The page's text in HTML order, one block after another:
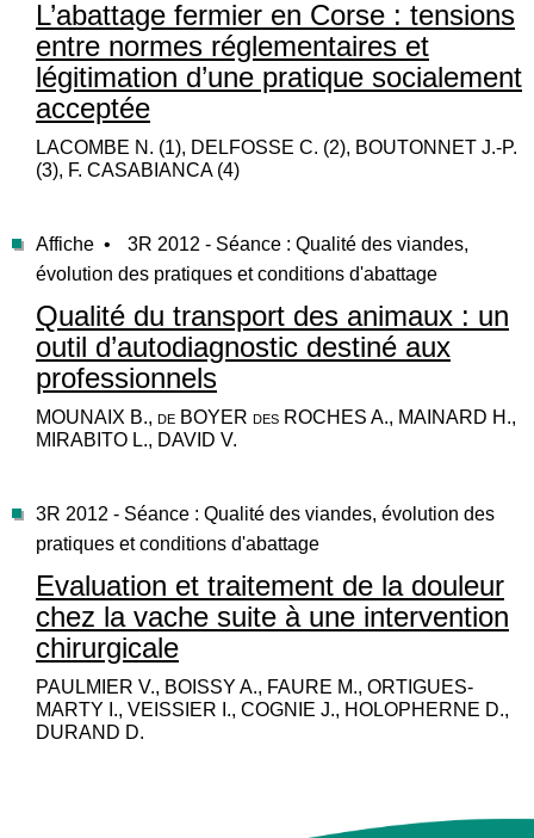
L’abattage fermier en Corse : tensions
entre normes réglementaires et
légitimation d’une pratique socialement
acceptée
LACOMBE N. (1), DELFOSSE C. (2), BOUTONNET J.-P.
(3), F. CASABIANCA (4)
Affiche •
3R 2012 - Séance : Qualité des viandes,
évolution des pratiques et conditions d'abattage
Qualité du transport des animaux : un
outil d’autodiagnostic destiné aux
professionnels
MOUNAIX B., de BOYER des ROCHES A., MAINARD H.,
MIRABITO L., DAVID V.
3R 2012 - Séance : Qualité des viandes, évolution des
pratiques et conditions d'abattage
Evaluation et traitement de la douleur
chez la vache suite à une intervention
chirurgicale
PAULMIER V., BOISSY A., FAURE M., ORTIGUES-
MARTY I., VEISSIER I., COGNIE J., HOLOPHERNE D.,
DURAND D.